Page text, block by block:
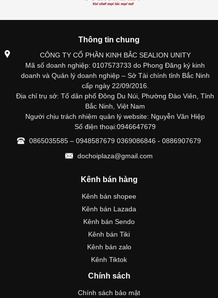
Thông tin chung
CÔNG TY CỔ PHẦN KINH BẮC SEALION UNITY
Mã số doanh nghiệp: 0107573733 do Phong Đăng ký kinh
doanh và Quản lý doanh nghiệp – Sở Tài chính tỉnh Bắc Ninh
cấp ngày 22/09/2016.
Địa chỉ trụ sở: Tổ dân phố Đông Du Núi, Phường Đào Viên, Tỉnh
Bắc Ninh, Việt Nam
Người chịu trách nhiệm quản lý website: Nguyễn Văn Hiệp
Số điện thoại:0946647679
0865035585 – 0948587679 0369086846 - 0886907679
dochoiplaza@gmail.com
Kênh bán hàng
Kênh bán shopee
Kênh bán Lazada
Kênh bán Sendo
Kênh bán Tiki
Kênh bán zalo
Kênh Tiktok
Chính sách
Chính sách bảo mật